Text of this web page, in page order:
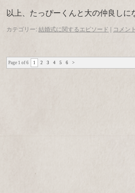
以上、たっぴーくんと大の仲良しに
カテゴリー:結婚式に関するエピソード | コメン
Page 1 of 6 1 2 3 4 5 6 >